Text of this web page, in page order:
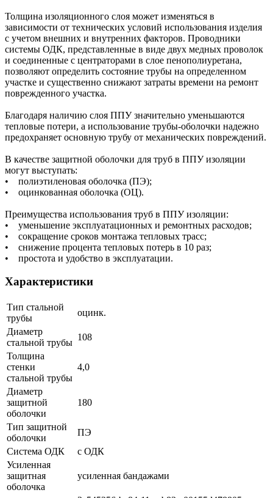
Толщина изоляционного слоя может изменяться в
зависимости от технических условий использования изделия
с учетом внешних и внутренних факторов. Проводники
системы ОДК, представленные в виде двух медных проволок
и соединенные с центраторами в слое пенополиуретана,
позволяют определить состояние трубы на определенном
участке и существенно снижают затраты времени на ремонт
поврежденного участка.
Благодаря наличию слоя ППУ значительно уменьшаются
тепловые потери, а использование трубы-оболочки надежно
предохраняет основную трубу от механических повреждений.
В качестве защитной оболочки для труб в ППУ изоляции
могут выступать:
• полиэтиленовая оболочка (ПЭ);
• оцинкованная оболочка (ОЦ).
Преимущества использования труб в ППУ изоляции:
• уменьшение эксплуатационных и ремонтных расходов;
• сокращение сроков монтажа тепловых трасс;
• снижение процента тепловых потерь в 10 раз;
• простота и удобство в эксплуатации.
Характеристики
Тип стальной
трубы
оцинк.
Диаметр
стальной трубы
108
Толщина
стенки
стальной трубы
4,0
Диаметр
защитной
оболочки
180
Тип защитной
оболочки
ПЭ
Система ОДК
с ОДК
Усиленная
защитная
оболочка
усиленная бандажами